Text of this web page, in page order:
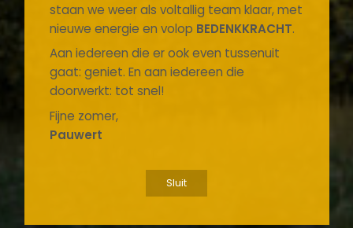
staan we weer als voltallig team klaar, met
nieuwe energie en volop BEDENKKRACHT.
Aan iedereen die er ook even tussenuit
gaat: geniet. En aan iedereen die
doorwerkt: tot snel!
Fijne zomer,
Pauwert
Sluit